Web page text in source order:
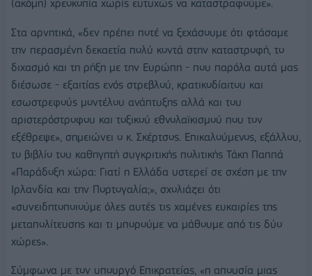
(ακόμη) χρεοκοπία χωρίς ευτυχώς να καταστραφούμε».
Στα αρνητικά, «δεν πρέπει ποτέ να ξεχάσουμε ότι φτάσαμε
την περασμένη δεκαετία πολύ κοντά στην καταστροφή, το
διχασμό και τη ρήξη με την Ευρώπη - που παρόλα αυτά μας
διέσωσε - εξαιτίας ενός στρεβλού, κρατικοδίαιτου και
εσωστρεφούς μοντέλου ανάπτυξης αλλά και του
αριστερόστροφου και τοξικού εθνολαϊκισμού που τον
εξέθρεψε», σημειώνει ο κ. Σκέρτσος. Επικαλούμενος, εξάλλου,
το βιβλίο του καθηγητή συγκριτικής πολιτικής Τάκη Παππά
«Παράδοξη χώρα: Γιατί η Ελλάδα υστερεί σε σχέση με την
Ιρλανδία και την Πορτογαλία;», σχολιάζει ότι
«συνειδητοποιούμε όλες αυτές τις χαμένες ευκαιρίες της
μεταπολίτευσης και τι μπορούμε να μάθουμε από τις δύο
χώρες».
Σύμφωνα με τον υπουργό Επικρατείας, «η απουσία μιας